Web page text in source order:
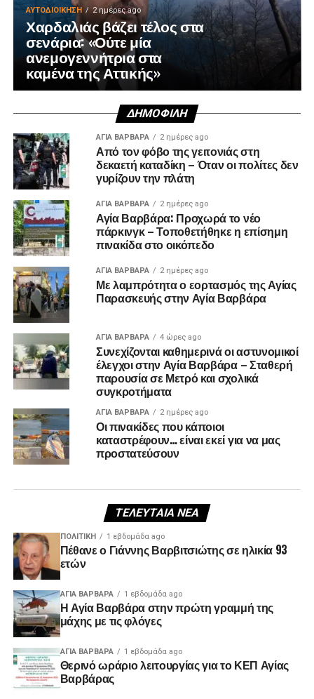
ΑΥΤΟΔΙΟΊΚΗΣΗ 2 ημέρες ago
Χαρδαλιάς βάζει τέλος στα
σενάρια: «Ούτε μία
ανεμογεννήτρια στα
καμένα της Αττικής»
ΔΗΜΟΦΙΛΉ
ΑΓΙΑ ΒΑΡΒΑΡΑ 2 ημέρες ago
Από τον φόβο της γειτονιάς στη
δεκαετή καταδίκη – Όταν οι πολίτες δεν
γυρίζουν την πλάτη
ΑΓΙΑ ΒΑΡΒΑΡΑ 2 ημέρες ago
Αγία Βαρβάρα: Προχωρά το νέο
πάρκινγκ – Τοποθετήθηκε η επίσημη
πινακίδα στο οικόπεδο
ΑΓΙΑ ΒΑΡΒΑΡΑ 2 ημέρες ago
Με λαμπρότητα ο εορτασμός της Αγίας
Παρασκευής στην Αγία Βαρβάρα
ΑΓΙΑ ΒΑΡΒΑΡΑ 4 ώρες ago
Συνεχίζονται καθημερινά οι αστυνομικοί
έλεγχοι στην Αγία Βαρβάρα – Σταθερή
παρουσία σε Μετρό και σχολικά
συγκροτήματα
ΑΓΙΑ ΒΑΡΒΑΡΑ 2 ημέρες ago
Οι πινακίδες που κάποιοι
καταστρέφουν… είναι εκεί για να μας
προστατεύσουν
ΤΕΛΕΥΤΑΊΑ ΝΈΑ
ΠΟΛΙΤΙΚΉ 1 εβδομάδα ago
Πέθανε ο Γιάννης Βαρβιτσιώτης σε ηλικία 93
ετών
ΑΓΙΑ ΒΑΡΒΑΡΑ 1 εβδομάδα ago
Η Αγία Βαρβάρα στην πρώτη γραμμή της
μάχης με τις φλόγες
ΑΓΙΑ ΒΑΡΒΑΡΑ 1 εβδομάδα ago
Θερινό ωράριο λειτουργίας για το ΚΕΠ Αγίας
Βαρβάρας